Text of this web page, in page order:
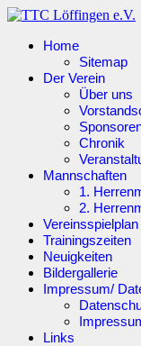
Home
Sitemap
Der Verein
Über uns
Chronik
Mannschaften
1.
2.
Trainingszeiten
Neuigkeiten
Bildergallerie
Impressum/
Links